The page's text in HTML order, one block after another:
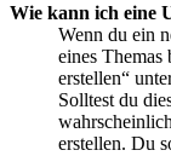
Wie kann ich eine
Wenn du ein
eines Themas
erstellen“
Solltest du
erstellen. Du